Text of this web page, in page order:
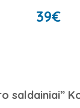
39€
saldainiai”